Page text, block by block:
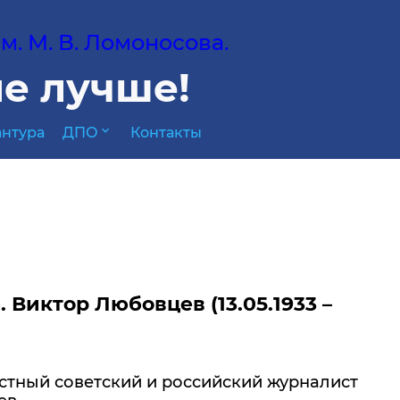
М. В. Ломоносова.
лучше!
ДПО expand_more Контакты
Любовцев (13.05.1933 –
советский и российский журналист